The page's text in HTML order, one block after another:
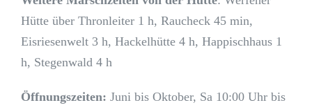
Hütte über Thronleiter 1 h, Raucheck 45 min,
Eisriesenwelt 3 h, Hackelhütte 4 h, Happischhaus 1
h, Stegenwald 4 h
Öffnungszeiten: Juni bis Oktober, Sa 10:00 Uhr bis